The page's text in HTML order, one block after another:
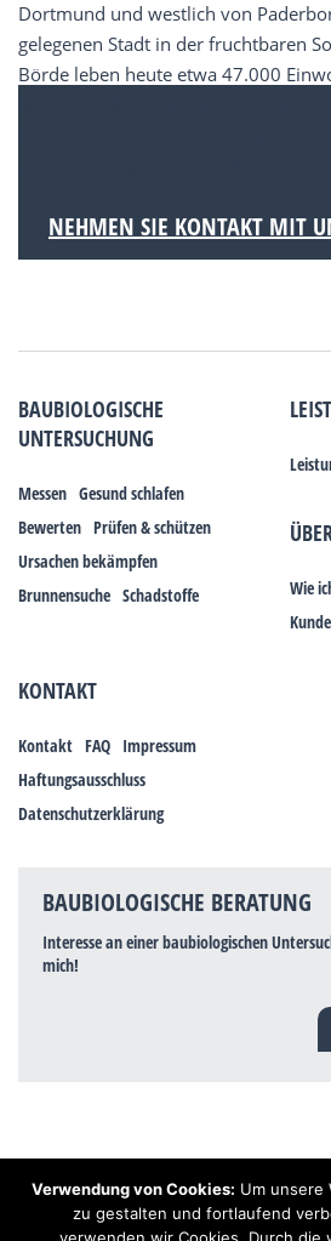
Dortmund und westlich von
gelegenen Stadt in der fruchtbaren
Börde leben heute etwa 47.000
NEHMEN SIE KONTAKT MIT
BAUBIOLOGISCHE
UNTERSUCHUNG
Messen Gesund schlafen
Bewerten Prüfen & schützen
Ursachen bekämpfen
Brunnensuche Schadstoffe
Wie
KONTAKT
Kontakt FAQ Impressum
Haftungsausschluss
Datenschutzerklärung
BAUBIOLOGISCHE BERATUNG
Interesse an einer baubiologischen
mich!
Hinweis: Trotz zahlreicher Studien, die einen
Elektrosmog und gesundheitlichen Problemen
Verwendung von Cookies: Um unsere
zu gestalten und fortlaufend